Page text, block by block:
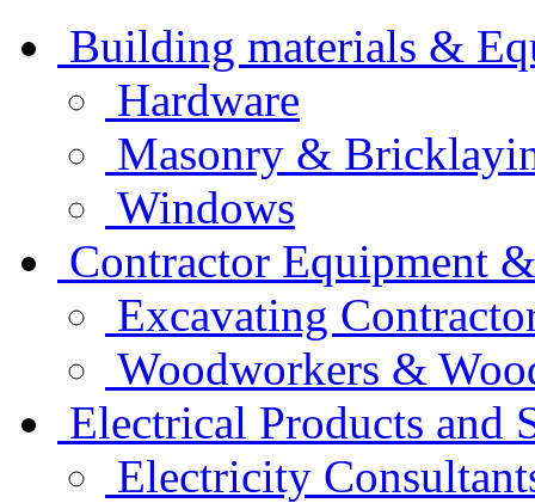
Building materials &
Hardware
Masonry &
Windows
Contractor Equipment
Excavating
Woodworkers &
Electrical Products and
Electricity